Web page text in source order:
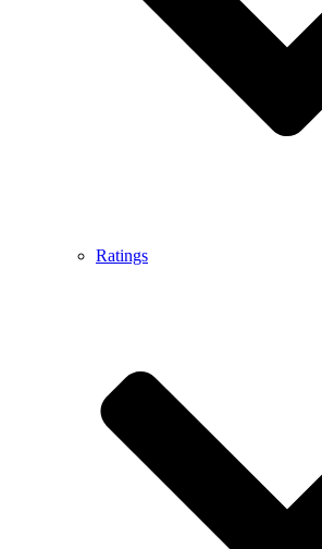
Ratings